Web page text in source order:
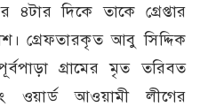
দিকে তাকে গ্রেপ্তার
গ্রেফতারকৃত আবু সিদ্দিক
গ্রামের মৃত তরিবত
ওয়ার্ড আওয়ামী লীগের